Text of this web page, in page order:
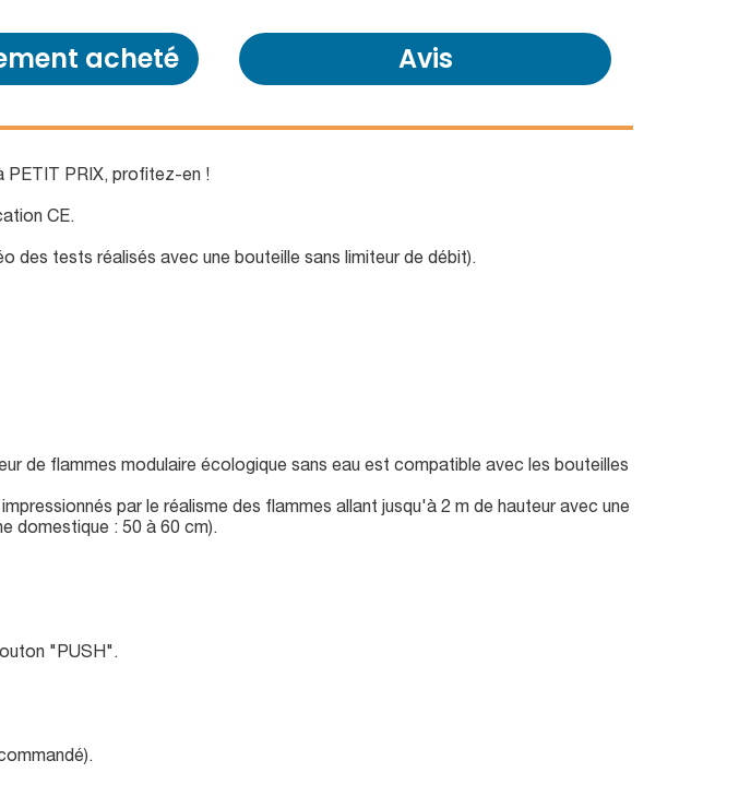
acheté Avis
PETIT PRIX, profitez-en !
CE.
des tests réalisés avec une bouteille sans limiteur de débit).
de flammes modulaire écologique sans eau est compatible avec les bouteilles
par le réalisme des flammes allant jusqu'à 2 m de hauteur avec une
domestique : 50 à 60 cm).
"PUSH".